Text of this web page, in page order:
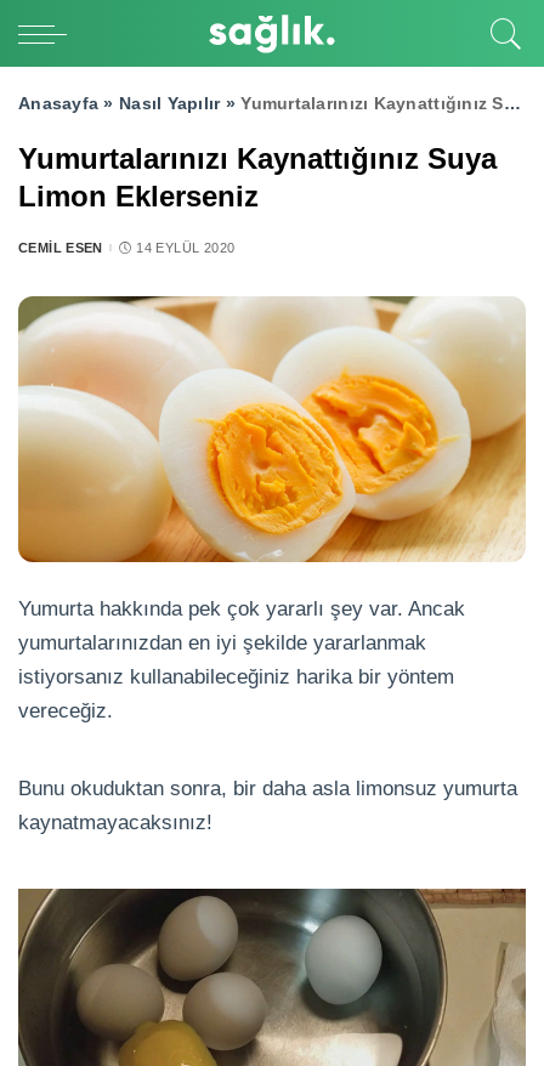
Anasayfa » Nasıl Yapılır»Yumurtalarınızı Kaynattığınız Suya Limon Eklerseniz
Yumurtalarınızı Kaynattığınız Suya
Limon Eklerseniz
POSTED
CEMIL ESEN 14 EYLÜL 2020
Yumurta hakkında pek çok yararlı şey var. Ancak
yumurtalarınızdan en iyi şekilde yararlanmak
istiyorsanız kullanabileceğiniz harika bir yöntem
vereceğiz.
Bunu okuduktan sonra, bir daha asla limonsuz yumurta
kaynatmayacaksınız!